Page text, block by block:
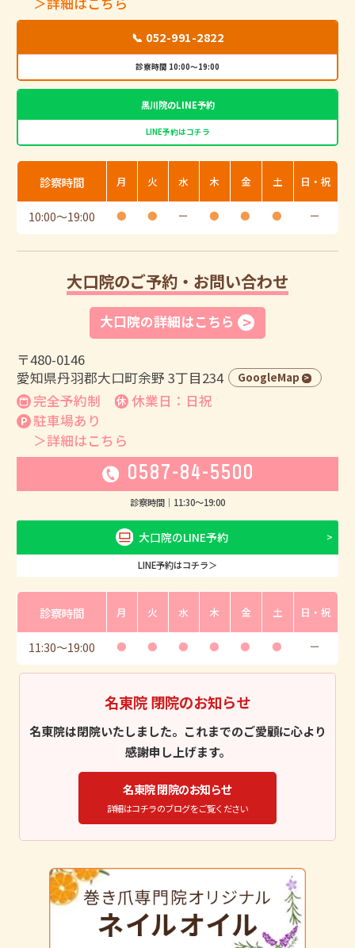
📞 052-991-2822
診察時間 10:00～19:00
黒川院のLINE予約
LINE予約はコチラ
診察時間 月 火 水 木 金 土 日・祝
10:00〜19:00 ● ● ー ● ● ● ー
大口院のご予約・お問い合わせ
大口院の詳細はこちら
〒480-0146
愛知県丹羽郡大口町余野 3丁目234
GoogleMap
完全予約制
休業日：日祝
駐車場あり
＞詳細はこちら
0587-84-5500
診察時間｜ 11:30〜19:00
大口院のLINE予約
LINE予約はコチラ＞
診察時間 月 火 水 木 金 土 日・祝
11:30〜19:00 ● ● ● ● ● ● ー
名東院 閉院のお知らせ
名東院は閉院いたしました。これまでのご愛顧に心より
感謝申し上げます。
名東院 閉院のお知らせ
詳細はコチラのブログをご覧ください